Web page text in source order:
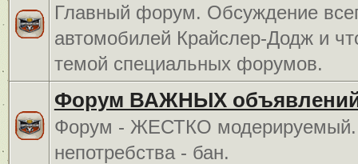
Главный форум. Обсуждение
автомобилей Крайслер-Додж и
темой специальных форумов.
Форум ВАЖНЫХ
Форум - ЖЕСТКО
непотребства - бан.